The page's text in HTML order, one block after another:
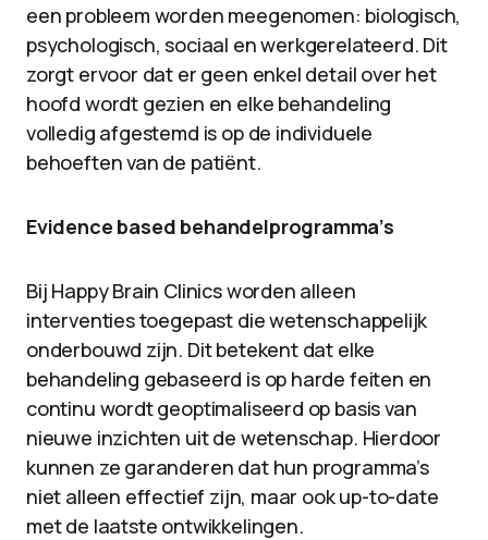
een probleem worden meegenomen: biologisch,
psychologisch, sociaal en werkgerelateerd. Dit
zorgt ervoor dat er geen enkel detail over het
hoofd wordt gezien en elke behandeling
volledig afgestemd is op de individuele
behoeften van de patiënt.
Evidence based behandelprogramma’s
Bij Happy Brain Clinics worden alleen
interventies toegepast die wetenschappelijk
onderbouwd zijn. Dit betekent dat elke
behandeling gebaseerd is op harde feiten en
continu wordt geoptimaliseerd op basis van
nieuwe inzichten uit de wetenschap. Hierdoor
kunnen ze garanderen dat hun programma’s
niet alleen effectief zijn, maar ook up-to-date
met de laatste ontwikkelingen.